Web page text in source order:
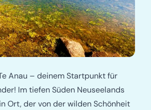
Anau – deinem Startpunkt für
Im tiefen Süden Neuseelands
Ort, der von der wilden Schönheit